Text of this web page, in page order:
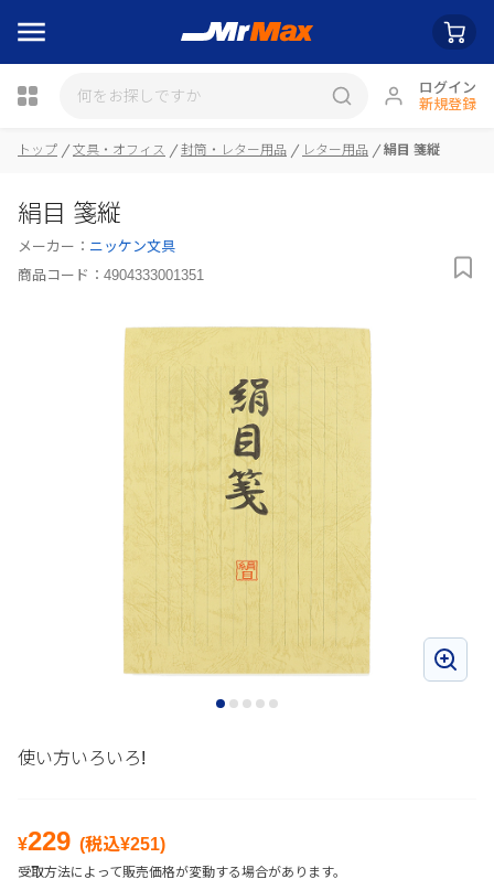
ログイン
新規登録
瓶詰
トップ 文具・オフィス 封筒・レター用品 レター用品 絹目 箋縦
絹目 箋縦
メーカー： ニッケン文具
商品コード： 4904333001351
使い方いろいろ!
¥229 (税込¥251)
受取方法によって販売価格が変動する場合があります。